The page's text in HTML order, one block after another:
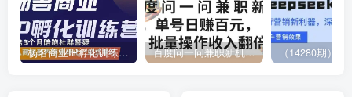
杨名商业IP孵化训练营，从商业到内容到转化一站式学 价值5980元 百度问一问兼职新机遇，单号日赚百元，批量操作收入翻倍